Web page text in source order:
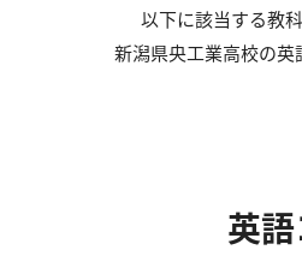
以下に該当する教
新潟県央工業高校の
英